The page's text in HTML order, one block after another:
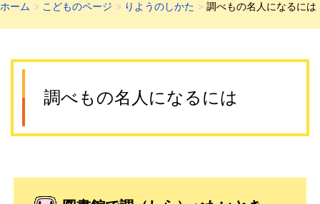
ホーム こどものページ りようのしかた 調べもの名人になるには
調べもの名人になるには